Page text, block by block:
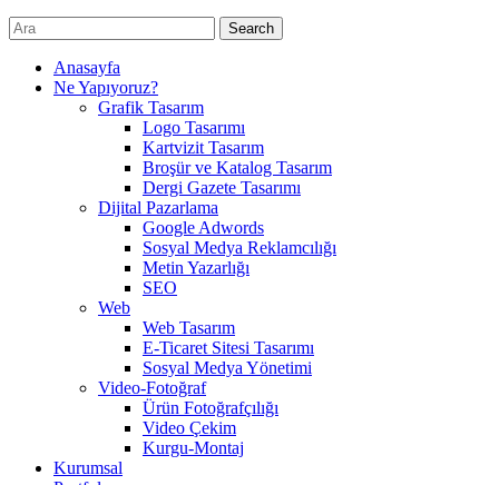
Search
Anasayfa
Ne Yapıyoruz?
Grafik Tasarım
Logo Tasarımı
Kartvizit Tasarım
Broşür ve Katalog Tasarım
Dergi Gazete Tasarımı
Dijital Pazarlama
Google Adwords
Sosyal Medya Reklamcılığı
Metin Yazarlığı
SEO
Web
Web Tasarım
E-Ticaret Sitesi Tasarımı
Sosyal Medya Yönetimi
Video-Fotoğraf
Ürün Fotoğrafçılığı
Video Çekim
Kurgu-Montaj
Kurumsal